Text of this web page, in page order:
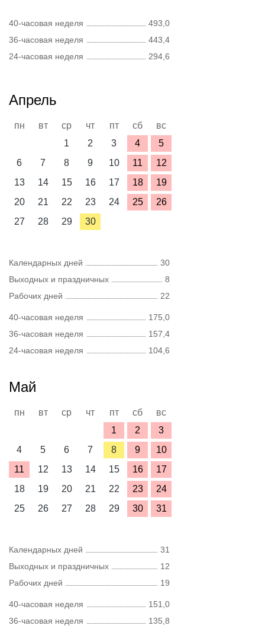
40-часовая неделя
493,0
36-часовая неделя
443,4
24-часовая неделя
294,6
Апрель
пн вт ср чт пт сб
вс
1
2 3 4
5
6
7 8 9 10 11
12
13
14 15 16 17 18
19
20
21 22 23 24 25
26
27
28 29 30
Календарных дней
30
Выходных и праздничных
8
Рабочих дней
22
40-часовая неделя
175,0
36-часовая неделя
157,4
24-часовая неделя
104,6
Май
пн вт ср чт пт сб
вс
1
2
3
4
5 6 7 8 9
10
11
12 13 14 15 16
17
18
19 20 21 22 23
24
25
26 27 28 29 30 31
Календарных дней
31
Выходных и праздничных
12
Рабочих дней
19
40-часовая неделя
151,0
36-часовая неделя
135,8